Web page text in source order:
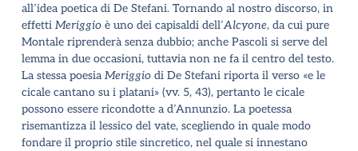
all’idea poetica di De Stefani. Tornando al nostro discorso, in
effetti Meriggioè uno dei capisaldi dell’Alcyone, da cui pure
Montale riprenderà senza dubbio; anche Pascoli si serve del
lemma in due occasioni, tuttavia non ne fa il centro del testo.
La stessa poesia Meriggiodi De Stefani riporta il verso «e le
cicale cantano su i platani» (vv. 5, 43), pertanto le cicale
possono essere ricondotte a d’Annunzio. La poetessa
risemantizza il lessico del vate, scegliendo in quale modo
fondare il proprio stile sincretico, nel quale si innestano